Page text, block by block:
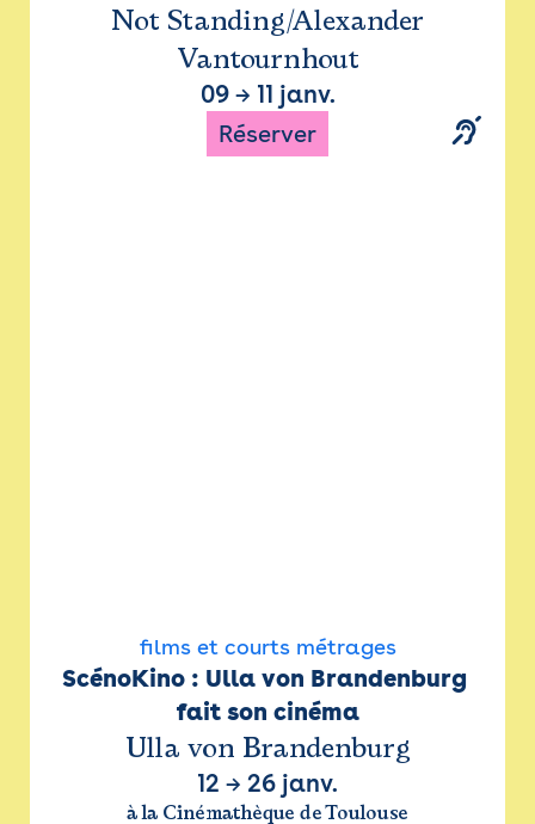
Not Standing/Alexander
Vantournhout
09→ 11 janv.
Réserver
films et courts métrages
ScénoKino : Ulla von Brandenburg
fait son cinéma
Ulla von Brandenburg
12 → 26 janv.
à la Cinémathèque de Toulouse